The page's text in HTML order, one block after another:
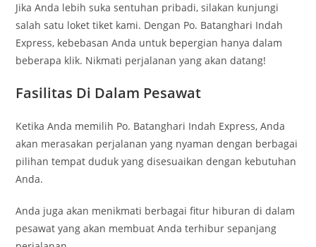
Jika Anda lebih suka sentuhan pribadi, silakan kunjungi
salah satu loket tiket kami. Dengan Po. Batanghari Indah
Express, kebebasan Anda untuk bepergian hanya dalam
beberapa klik. Nikmati perjalanan yang akan datang!
Fasilitas Di Dalam Pesawat
Ketika Anda memilih Po. Batanghari Indah Express, Anda
akan merasakan perjalanan yang nyaman dengan berbagai
pilihan tempat duduk yang disesuaikan dengan kebutuhan
Anda.
Anda juga akan menikmati berbagai fitur hiburan di dalam
pesawat yang akan membuat Anda terhibur sepanjang